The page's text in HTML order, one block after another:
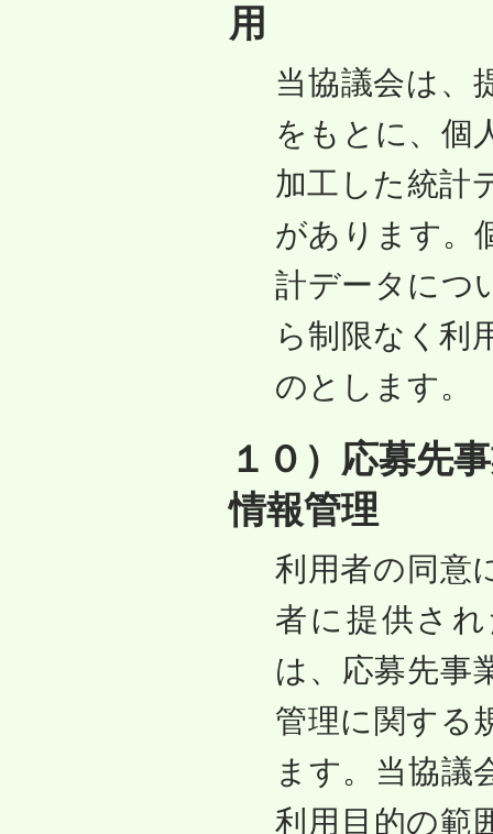
用
当協議会は、
をもとに、個
加工した統計
があります。
計データにつ
ら制限なく利
のとします。
１０）応募先
情報管理
利用者の同意
者に提供さ
は、応募先事
管理に関する
ます。当協議
利用目的の範